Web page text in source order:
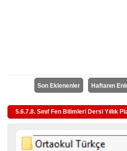
Son Eklenenler Haftanın
5.6.7.8. Sınıf Fen Bilimleri Dersi Yıllık